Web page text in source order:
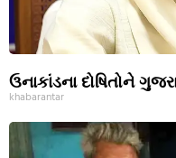
ઉનાકાંડના દોષિતોને
khabarantar